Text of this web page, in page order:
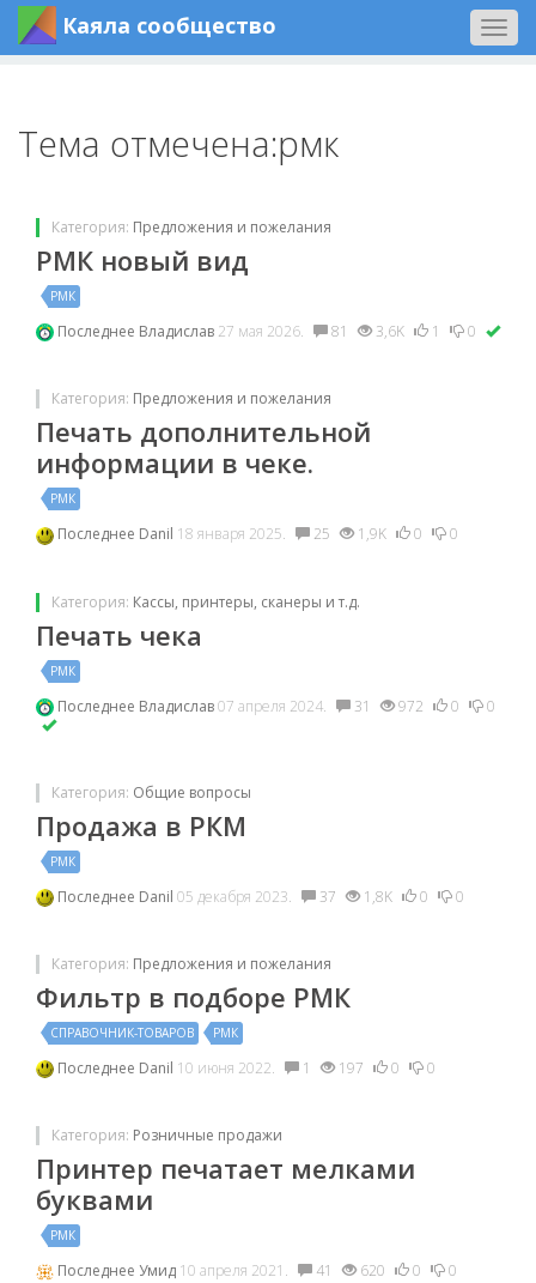
Каяла сообщество
Тема отмечена:рмк
Категория: Предложения и пожелания
РМК новый вид
РМК
Последнее Владислав 27 мая 2026. 81 3,6K 1 0
Категория: Предложения и пожелания
Печать дополнительной
информации в чеке.
РМК
Последнее Danil 18 января 2025. 25 1,9K 0 0
Категория: Кассы, принтеры, сканеры и т.д.
Печать чека
РМК
Последнее Владислав07 апреля 2024. 31 972 0 0
Категория: Общие вопросы
Продажа в РКМ
РМК
Последнее Danil 05 декабря 2023. 37 1,8K 0 0
Категория: Предложения и пожелания
Фильтр в подборе РМК
СПРАВОЧНИК-ТОВАРОВ РМК
Последнее Danil 10 июня 2022. 1 197 0 0
Категория: Розничные продажи
Принтер печатает мелками
буквами
РМК
Последнее Умид 10 апреля 2021. 41 620 0 0